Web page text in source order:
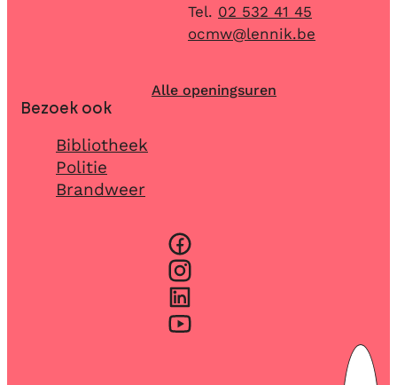
02 532 41 45
E-mailocmw@lennik.be
Alle openingsuren
Bezoek ook
Bibliotheek
Politie
Brandweer